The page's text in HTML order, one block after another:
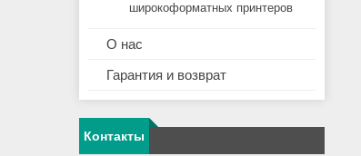
широкоформатных принтеров
О нас
Гарантия и возврат
Контакты